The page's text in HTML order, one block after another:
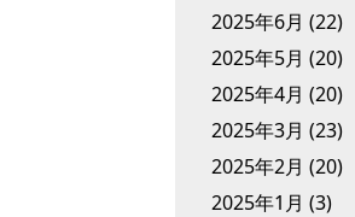
2025年6月 (22)
2025年5月 (20)
2025年4月 (20)
2025年3月 (23)
2025年2月 (20)
2025年1月 (3)